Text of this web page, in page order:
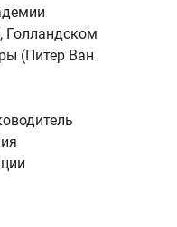
Голландском
(Питер Ван